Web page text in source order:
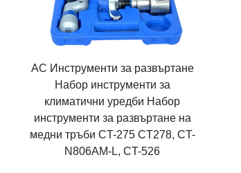
AC Инструменти за развъртане
Набор инструменти за
климатични уредби Набор
инструменти за развъртане на
медни тръби CT-275 CT278, CT-
N806AM-L, CT-526